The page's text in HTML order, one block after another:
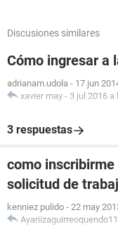
Discusiones similares
Cómo ingresar a
adrianam.udola - 17 jun
xavier may - 3 jul 2016 a
3 respuestas
como
solicitud de
kenniez pulido - 22 may